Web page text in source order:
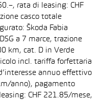
rata di leasing: CHF
casco totale
Škoda Fabia
a 7 marce, trazione
km, cat. D in Verde
incl. tariffa forfettaria
annuo effettivo
anno), pagamento
CHF 221.85/mese,